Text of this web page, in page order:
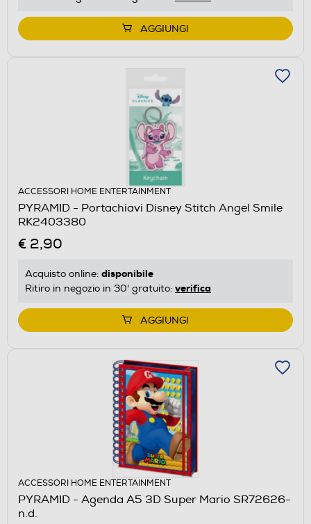
AGGIUNGI
ACCESSORI HOME ENTERTAINMENT
PYRAMID - Portachiavi Disney Stitch Angel Smile
RK2403380
€ 2,90
Acquisto online: disponibile
Ritiro in negozio in 30' gratuito: verifica
AGGIUNGI
ACCESSORI HOME ENTERTAINMENT
PYRAMID - Agenda A5 3D Super Mario SR72626-
n.d.